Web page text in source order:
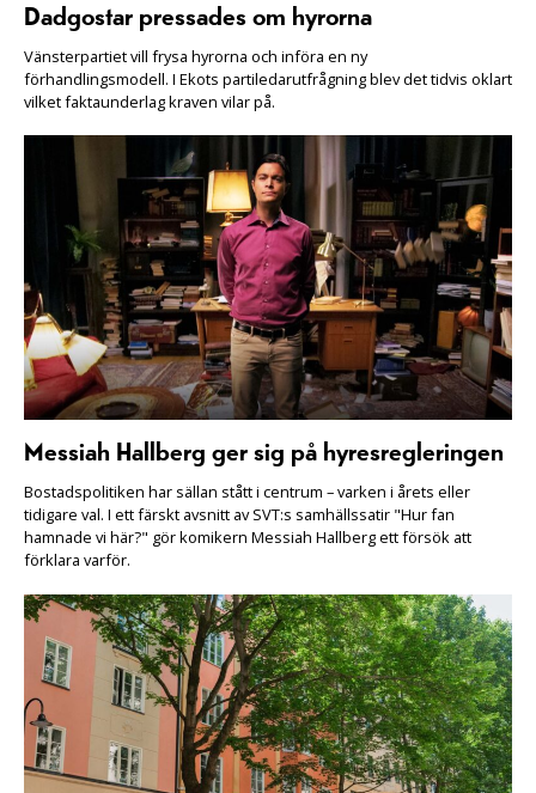
Dadgostar pressades om hyrorna
Vänsterpartiet vill frysa hyrorna och införa en ny
förhandlingsmodell. I Ekots partiledarutfrågning blev det tidvis oklart
vilket faktaunderlag kraven vilar på.
Messiah Hallberg ger sig på hyresregleringen
Bostadspolitiken har sällan stått i centrum – varken i årets eller
tidigare val. I ett färskt avsnitt av SVT:s samhällssatir "Hur fan
hamnade vi här?" gör komikern Messiah Hallberg ett försök att
förklara varför.